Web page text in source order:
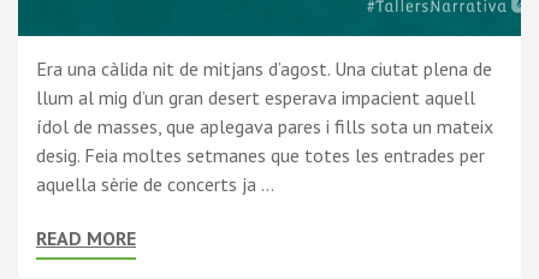
Era una càlida nit de mitjans d’agost. Una ciutat plena de
llum al mig d’un gran desert esperava impacient aquell
ídol de masses, que aplegava pares i fills sota un mateix
desig. Feia moltes setmanes que totes les entrades per
aquella sèrie de concerts ja …
READ MORE